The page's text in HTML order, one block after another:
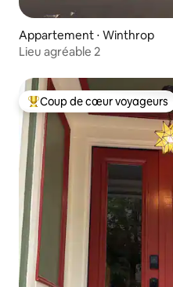
Appartement ⋅ Winthrop
Lieu agréable 2
Coups de cœur voyageurs
Coup de cœur voyageurs